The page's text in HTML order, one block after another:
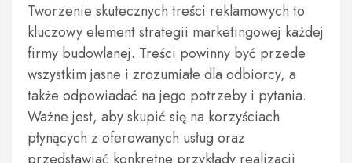
Tworzenie skutecznych treści reklamowych to
kluczowy element strategii marketingowej każdej
firmy budowlanej. Treści powinny być przede
wszystkim jasne i zrozumiałe dla odbiorcy, a
także odpowiadać na jego potrzeby i pytania.
Ważne jest, aby skupić się na korzyściach
płynących z oferowanych usług oraz